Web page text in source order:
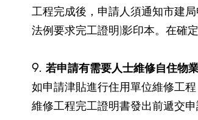
工程完成後，申請人須通知市建
法例要求完工證明)影印本。在確
9. 若申請有需要人士維修自住物
如申請津貼進行住用單位維修工
維修工程完工證明書發出前遞交申